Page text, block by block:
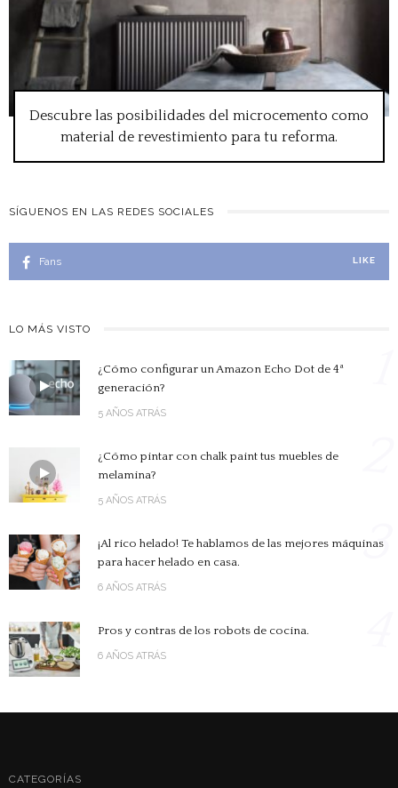
Descubre las posibilidades del microcemento como
material de revestimiento para tu reforma.
SÍGUENOS EN LAS REDES SOCIALES
Fans LIKE
LO MÁS VISTO
¿Cómo configurar un Amazon Echo Dot de 4ª
generación?
5 AÑOS ATRÁS
¿Cómo pintar con chalk paint tus muebles de
melamina?
5 AÑOS ATRÁS
¡Al rico helado! Te hablamos de las mejores máquinas
para hacer helado en casa.
6 AÑOS ATRÁS
3
Pros y contras de los robots de cocina.
6 AÑOS ATRÁS
CATEGORÍAS